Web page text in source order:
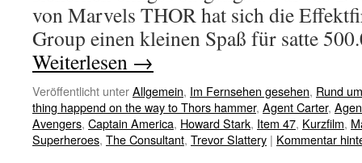
von Marvels THOR hat sich die
Group einen kleinen Spaß für satte
Weiterlesen →
Veröffentlicht unterAllgemein, Im Fernsehen gesehen, Rund
thing happend on the way to Thors hammer, Agent Carter,
Avengers, Captain America, Howard Stark, Item 47, Kurzfilm,
Superheroes, The Consultant, Trevor Slattery | Kommentar